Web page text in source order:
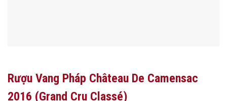
Rượu Vang Pháp Château De Camensac
2016 (Grand Cru Classé)